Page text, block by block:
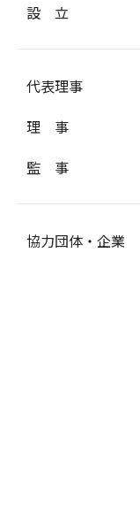
設 立
代表理事
理 事
監 事
協力団体・企業